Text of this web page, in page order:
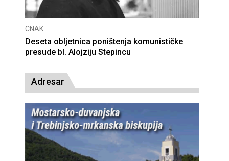
CNAK
Deseta obljetnica poništenja komunističke
presude bl. Alojziju Stepincu
Adresar